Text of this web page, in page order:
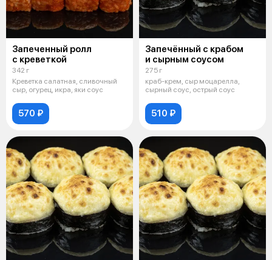
Запеченный ролл
с креветкой
342 г
Креветка салатная, сливочный
сыр, огурец, икра, яки соус
570 ₽
Запечённый с крабом
и сырным соусом
275 г
краб-крем, сыр моцарелла,
сырный соус, острый соус
510 ₽